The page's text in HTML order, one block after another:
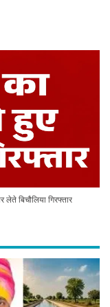
बिचौलिया गिरफ्तार